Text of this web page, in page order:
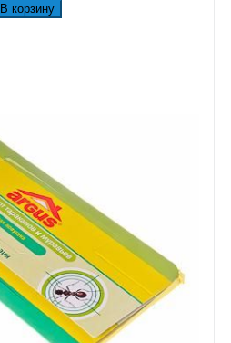
В корзину